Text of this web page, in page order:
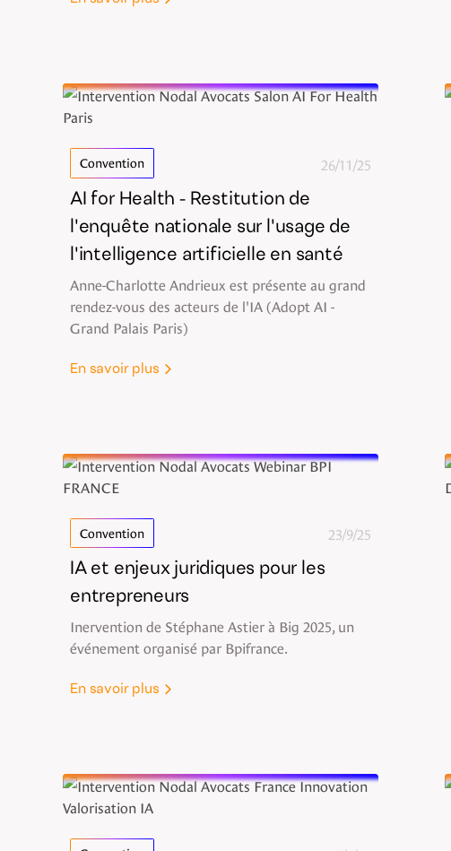
Convention 26/11/25
AI for Health - Restitution de
l'enquête nationale sur l'usage de
l'intelligence artificielle en santé
Anne-Charlotte Andrieux est présente au grand
rendez-vous des acteurs de l'IA (Adopt AI -
Grand Palais Paris)
En savoir plus
Convention 23/9/25
IA et enjeux juridiques pour les
entrepreneurs
Inervention de Stéphane Astier à Big 2025, un
événement organisé par Bpifrance.
En savoir plus